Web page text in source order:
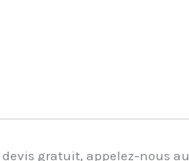
gratuit, appelez-nous au